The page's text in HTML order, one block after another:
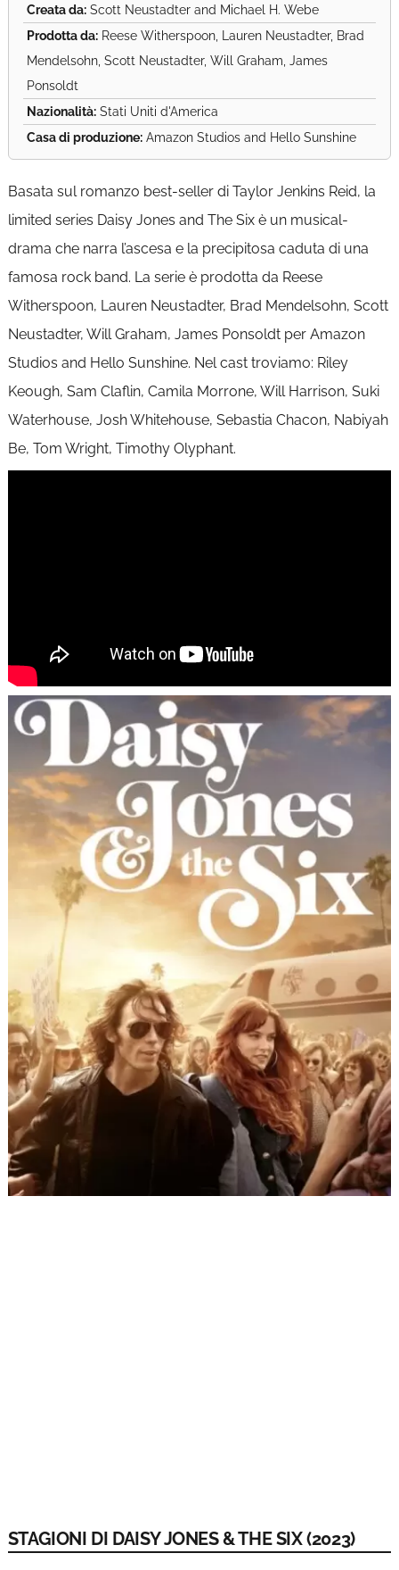
Creata da:Scott Neustadter and Michael H. Webe
Prodotta da:Reese Witherspoon, Lauren Neustadter, Brad
Mendelsohn, Scott Neustadter, Will Graham, James
Ponsoldt
Nazionalità:Stati Uniti d'America
Casa di produzione:Amazon Studios and Hello Sunshine
Basata sul romanzo best-seller di Taylor Jenkins Reid, la
limited series Daisy Jones and The Six è un musical-
drama che narra l’ascesa e la precipitosa caduta di una
famosa rock band. La serie è prodotta da Reese
Witherspoon, Lauren Neustadter, Brad Mendelsohn, Scott
Neustadter, Will Graham, James Ponsoldt per Amazon
Studios and Hello Sunshine. Nel cast troviamo: Riley
Keough, Sam Claflin, Camila Morrone, Will Harrison, Suki
Waterhouse, Josh Whitehouse, Sebastia Chacon, Nabiyah
Be, Tom Wright, Timothy Olyphant.
STAGIONI DI DAISY JONES & THE SIX (2023)